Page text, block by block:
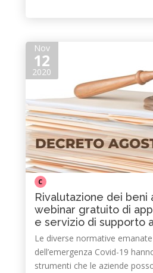
Nov
12
2020
C
Rivalutazione dei beni
webinar gratuito di
e servizio di supporto
Le diverse normative
dell’emergenza Covid-19
strumenti che le aziende